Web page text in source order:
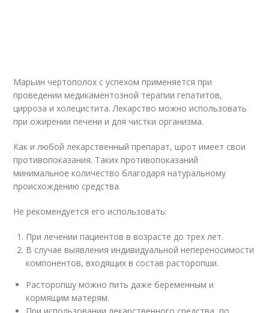
Марьин чертополох с успехом применяется при
проведении медикаментозной терапии гепатитов,
цирроза и холецистита. Лекарство можно использовать
при ожирении печени и для чистки организма.
Как и любой лекарственный препарат, шрот имеет свои
противопоказания. Таких противопоказаний
минимальное количество благодаря натуральному
происхождению средства.
Не рекомендуется его использовать:
При лечении пациентов в возрасте до трех лет.
В случае выявления индивидуальной непереносимости
компонентов, входящих в состав расторопши.
Расторопшу можно пить даже беременным и
кормящим матерям.